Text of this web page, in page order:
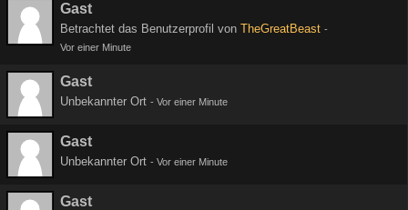
Gast
Betrachtet das Benutzerprofil von TheGreatBeast -
Vor einer Minute
Gast
Unbekannter Ort - Vor einer Minute
Gast
Unbekannter Ort - Vor einer Minute
Gast